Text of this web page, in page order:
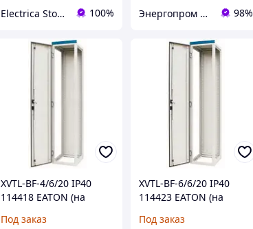
Electrica Store - интернет магазин электротехники 100% Энергопром АО 98%
XVTL-BF-4/6/20 IP40
114418 EATON (на
Под заказ
XVTL-BF-6/6/20 IP40
114423 EATON (на
Под заказ